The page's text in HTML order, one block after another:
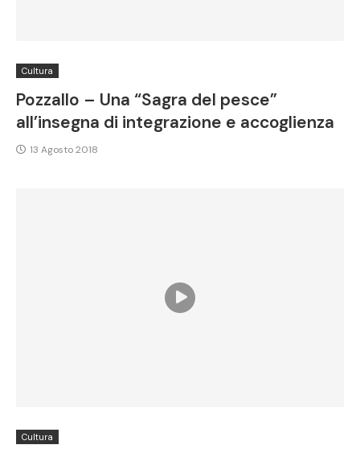
Cultura
Pozzallo – Una “Sagra del pesce”
all’insegna di integrazione e accoglienza
13 Agosto 2018
Cultura